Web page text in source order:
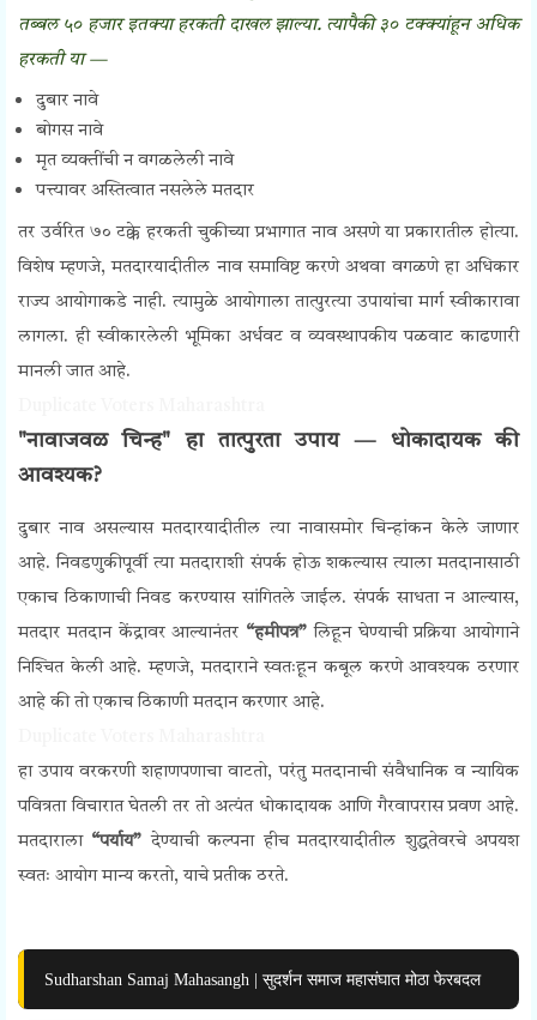
तब्बल ५० हजार इतक्या हरकती दाखल झाल्या. त्यापैकी ३० टक्क्यांहून अधिक
हरकती या —
दुबार नावे
बोगस नावे
मृत व्यक्तींची न वगळलेली नावे
पत्त्यावर अस्तित्वात नसलेले मतदार
तर उर्वरित ७० टक्के हरकती चुकीच्या प्रभागात नाव असणे या प्रकारातील होत्या.
विशेष म्हणजे, मतदारयादीतील नाव समाविष्ट करणे अथवा वगळणे हा अधिकार
राज्य आयोगाकडे नाही. त्यामुळे आयोगाला तात्पुरत्या उपायांचा मार्ग स्वीकारावा
लागला. ही स्वीकारलेली भूमिका अर्धवट व व्यवस्थापकीय पळवाट काढणारी
मानली जात आहे.
"नावाजवळ चिन्ह" हा तात्पुरता उपाय — धोकादायक की
आवश्यक?
दुबार नाव असल्यास मतदारयादीतील त्या नावासमोर चिन्हांकन केले जाणार
आहे. निवडणुकीपूर्वी त्या मतदाराशी संपर्क होऊ शकल्यास त्याला मतदानासाठी
एकाच ठिकाणाची निवड करण्यास सांगितले जाईल. संपर्क साधता न आल्यास,
मतदार मतदान केंद्रावर आल्यानंतर “हमीपत्र” लिहून घेण्याची प्रक्रिया आयोगाने
निश्‍चित केली आहे. म्हणजे, मतदाराने स्वतःहून कबूल करणे आवश्यक ठरणार
आहे की तो एकाच ठिकाणी मतदान करणार आहे.
हा उपाय वरकरणी शहाणपणाचा वाटतो, परंतु मतदानाची संवैधानिक व न्यायिक
पवित्रता विचारात घेतली तर तो अत्यंत धोकादायक आणि गैरवापरास प्रवण आहे.
मतदाराला “पर्याय” देण्याची कल्पना हीच मतदारयादीतील शुद्धतेवरचे अपयश
स्वतः आयोग मान्य करतो, याचे प्रतीक ठरते.
Sudharshan Samaj Mahasangh | सुदर्शन समाज महासंघात मोठा फेरबदल